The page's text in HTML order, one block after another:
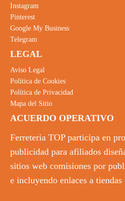
Instagram
Pinterest
Google My Business
Telegram
LEGAL
Aviso Legal
Política de Cookies
Política de Privacidad
Mapa del Sitio
ACUERDO OPERATIVO
Ferreteria TOP participa en
publicidad para afiliados
sitios web comisiones por
e incluyendo enlaces a tiendas